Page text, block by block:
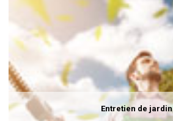
Entretien de jardin